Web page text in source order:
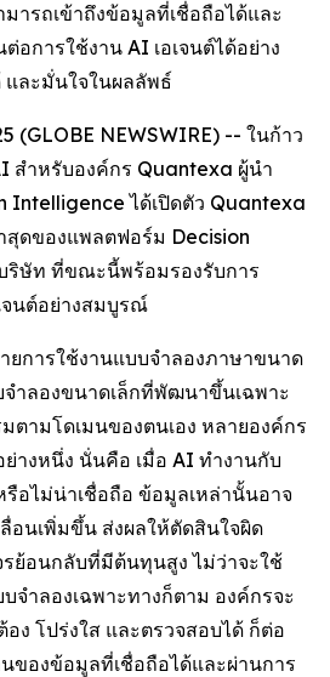
ารถเข้าถึงข้อมูลที่เชื่อถือได้และ
อการใช้งาน AI เอเจนต์ได้อย่าง
ละมั่นใจในผลลัพธ์
(GLOBE NEWSWIRE) -- ในก้าว
ำหรับองค์กร Quantexa ผู้นำ
Intelligence ได้เปิดตัว Quantexa
ดของแพลตฟอร์ม Decision
ริษัท ที่ขณะนี้พร้อมรองรับการ
จนต์อย่างสมบูรณ์
ายการใช้งานแบบจำลองภาษาขนาด
ำลองขนาดเล็กที่พัฒนาขึ้นเฉพาะ
ตามโดเมนของตนเอง หลายองค์กร
างหนึ่ง นั่นคือ เมื่อ AI ทำงานกับ
อไม่น่าเชื่อถือ ข้อมูลเหล่านั้นอาจ
อนเพิ่มขึ้น ส่งผลให้ตัดสินใจผิด
รย้อนกลับที่มีต้นทุนสูง ไม่ว่าจะใช้
จำลองเฉพาะทางก็ตาม องค์กรจะ
ง โปร่งใส และตรวจสอบได้ ก็ต่อ
ของข้อมูลที่เชื่อถือได้และผ่านการ